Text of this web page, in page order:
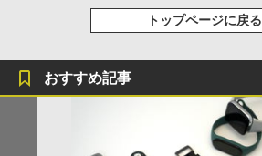
トップページに戻る
おすすめ記事